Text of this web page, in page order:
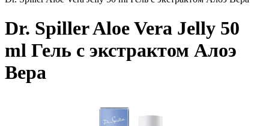
Dr. Spiller Aloe Vera Jelly 50
ml Гель с экстрактом Алоэ
Вера